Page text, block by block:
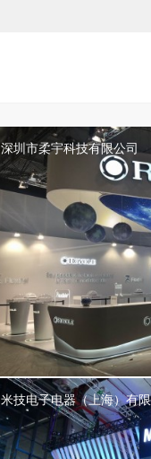
深圳市柔宇科技有限公司
米技电子电器（上海）有